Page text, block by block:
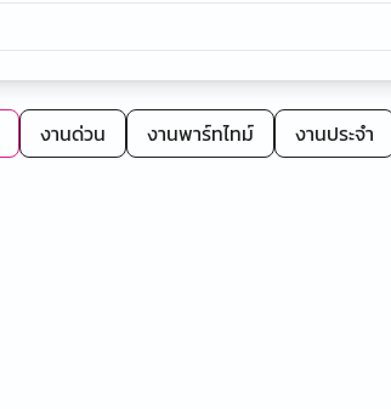
งานด่วน งานพาร์ทไทม์ งานประจำ